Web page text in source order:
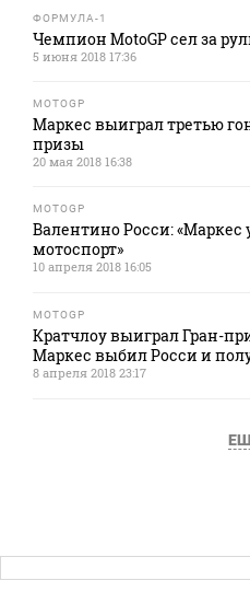
ФОРМУЛА-1
Чемпион MotoGP сел за
5 июня 2018 17:36
MOTOGP
Маркес выиграл третью
призы
20 мая 2018 16:38
MOTOGP
Валентино Росси: «Маркес
мотоспорт»
10 апреля 2018 16:05
MOTOGP
Кратчлоу выиграл Гран-
Маркес выбил Росси и
8 апреля 2018 23:17